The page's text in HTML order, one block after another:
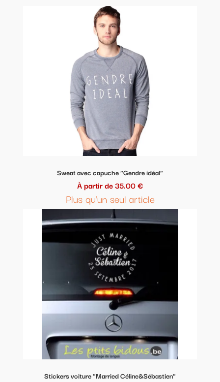
Sweat avec capuche "Gendre idéal"
À partir de 35.00 €
Plus qu'un seul article
Stickers voiture "Married Céline&Sébastien"